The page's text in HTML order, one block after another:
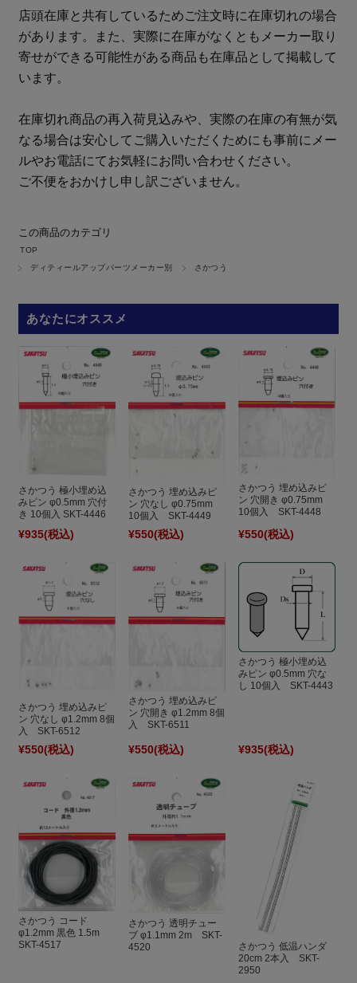
店頭在庫と共有しているためご注文時に在庫切れの場合
があります。また、実際に在庫がなくともメーカー取り
寄せができる可能性がある商品も在庫品として掲載して
います。
在庫切れ商品の再入荷見込みや、実際の在庫の有無が気
なる場合は安心してご購入いただくためにも事前にメー
ルやお電話にてお気軽にお問い合わせください。
ご不便をおかけし申し訳ございません。
この商品のカテゴリ
TOP
ディティールアップパーツメーカー別
さかつう
あなたにオススメ
さかつう 極小埋め込
みピン φ0.5mm 穴付
き 10個入 SKT-4446
¥935(税込)
さかつう 埋め込みピ
ン 穴なし φ0.75mm
10個入 SKT-4449
¥550(税込)
さかつう 埋め込みピ
ン 穴開き φ0.75mm
10個入 SKT-4448
¥550(税込)
さかつう 埋め込みピ
ン 穴なし φ1.2mm 8個
入 SKT-6512
¥550(税込)
さかつう 埋め込みピ
ン 穴開き φ1.2mm 8個
入 SKT-6511
¥550(税込)
さかつう 極小埋め込
みピン φ0.5mm 穴な
し 10個入 SKT-4443
¥935(税込)
さかつう コード
φ1.2mm 黒色 1.5m
SKT-4517
さかつう 透明チュー
ブ φ1.1mm 2m SKT-
4520
さかつう 低温ハンダ
20cm 2本入 SKT-
2950